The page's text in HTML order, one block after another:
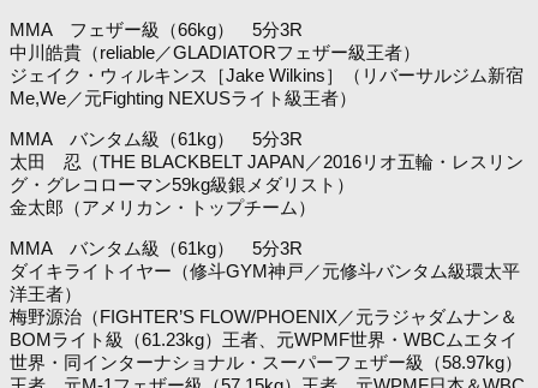
MMA フェザー級（66kg） 5分3R
中川皓貴（reliable／GLADIATORフェザー級王者）
ジェイク・ウィルキンス［Jake Wilkins］（リバーサルジム新宿
Me,We／元Fighting NEXUSライト級王者）
MMA バンタム級（61kg） 5分3R
太田 忍（THE BLACKBELT JAPAN／2016リオ五輪・レスリン
グ・グレコローマン59kg級銀メダリスト）
金太郎（アメリカン・トップチーム）
MMA バンタム級（61kg） 5分3R
ダイキライトイヤー（修斗GYM神戸／元修斗バンタム級環太平
洋王者）
梅野源治（FIGHTER’S FLOW/PHOENIX／元ラジャダムナン＆
BOMライト級（61.23kg）王者、元WPMF世界・WBCムエタイ
世界・同インターナショナル・スーパーフェザー級（58.97kg）